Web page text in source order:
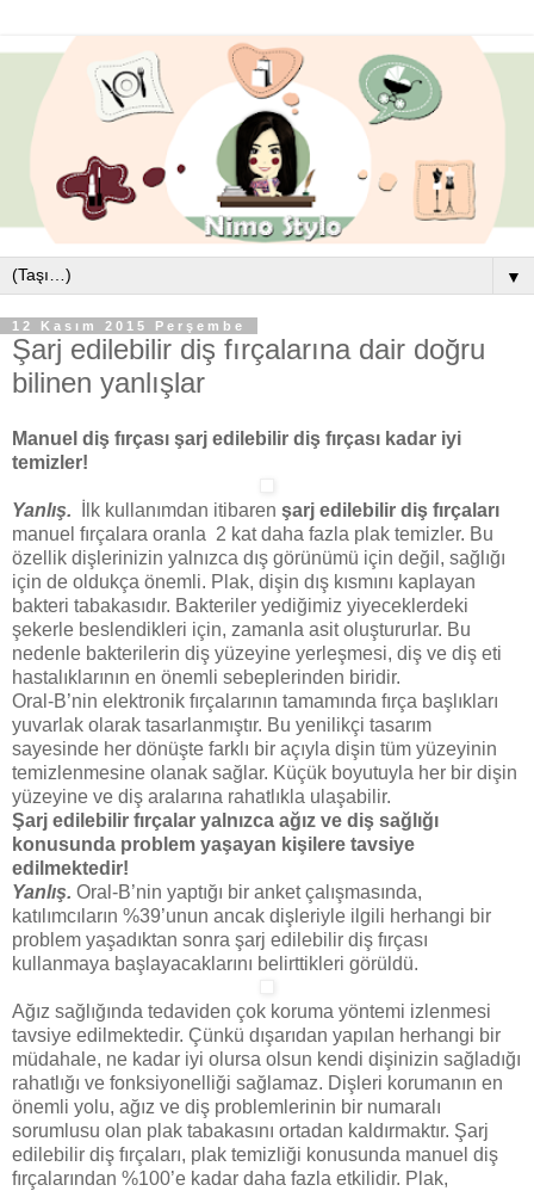
▼
12 Kasım 2015 Perşembe
Şarj edilebilir diş fırçalarına dair doğru
bilinen yanlışlar
Manuel diş fırçası şarj edilebilir diş fırçası kadar iyi
temizler!
Yanlış. İlk kullanımdan itibaren şarj edilebilir diş fırçaları
manuel fırçalara oranla 2 kat daha fazla plak temizler. Bu
özellik dişlerinizin yalnızca dış görünümü için değil, sağlığı
için de oldukça önemli. Plak, dişin dış kısmını kaplayan
bakteri tabakasıdır. Bakteriler yediğimiz yiyeceklerdeki
şekerle beslendikleri için, zamanla asit oluştururlar. Bu
nedenle bakterilerin diş yüzeyine yerleşmesi, diş ve diş eti
hastalıklarının en önemli sebeplerinden biridir.
Oral-B’nin elektronik fırçalarının tamamında fırça başlıkları
yuvarlak olarak tasarlanmıştır. Bu yenilikçi tasarım
sayesinde her dönüşte farklı bir açıyla dişin tüm yüzeyinin
temizlenmesine olanak sağlar. Küçük boyutuyla her bir dişin
yüzeyine ve diş aralarına rahatlıkla ulaşabilir.
Şarj edilebilir fırçalar yalnızca ağız ve diş sağlığı
konusunda problem yaşayan kişilere tavsiye
edilmektedir!
Yanlış. Oral-B’nin yaptığı bir anket çalışmasında,
katılımcıların %39’unun ancak dişleriyle ilgili herhangi bir
problem yaşadıktan sonra şarj edilebilir diş fırçası
kullanmaya başlayacaklarını belirttikleri görüldü.
Ağız sağlığında tedaviden çok koruma yöntemi izlenmesi
tavsiye edilmektedir. Çünkü dışarıdan yapılan herhangi bir
müdahale, ne kadar iyi olursa olsun kendi dişinizin sağladığı
rahatlığı ve fonksiyonelliği sağlamaz. Dişleri korumanın en
önemli yolu, ağız ve diş problemlerinin bir numaralı
sorumlusu olan plak tabakasını ortadan kaldırmaktır. Şarj
edilebilir diş fırçaları, plak temizliği konusunda manuel diş
fırçalarından %100’e kadar daha fazla etkilidir. Plak,